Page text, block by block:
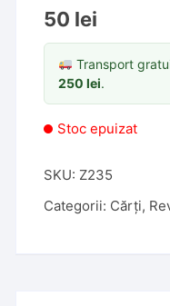
50 lei
Transport
250lei.
Stoc epuizat
SKU: Z235
Categorii: Cărți,